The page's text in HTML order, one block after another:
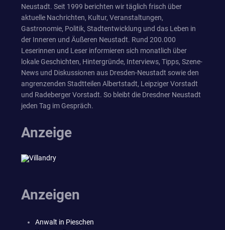
Neustadt. Seit 1999 berichten wir täglich frisch über
aktuelle Nachrichten, Kultur, Veranstaltungen,
Gastronomie, Politik, Stadtentwicklung und das Leben in
der Inneren und Äußeren Neustadt. Rund 200.000
Leserinnen und Leser informieren sich monatlich über
lokale Geschichten, Hintergründe, Interviews, Tipps, Szene-
News und Diskussionen aus Dresden-Neustadt sowie den
angrenzenden Stadtteilen Albertstadt, Leipziger Vorstadt
und Radeberger Vorstadt. So bleibt die Dresdner Neustadt
jeden Tag im Gespräch.
Anzeige
Anzeigen
Anwalt in Pieschen